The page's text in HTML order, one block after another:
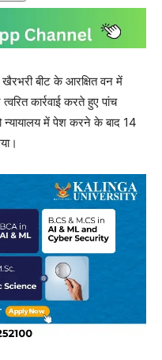
खैरभरी बीट के आरक्षित वन में
कार्रवाई करते हुए पांच
न्यायालय में पेश करने के बाद 14